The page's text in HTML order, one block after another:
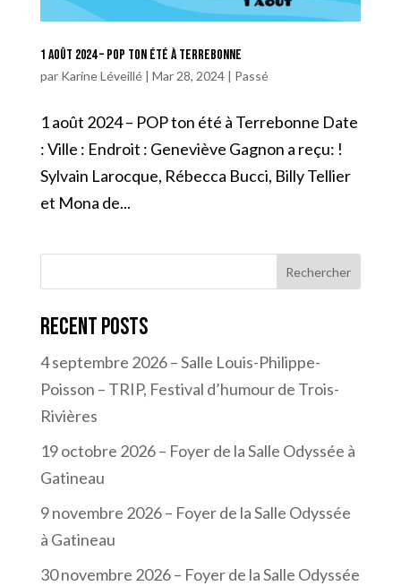
1 août 2024 – POP ton été à Terrebonne
par Karine Léveillé| Mar 28, 2024| Passé
1 août 2024 – POP ton été à Terrebonne Date
: Ville : Endroit : Geneviève Gagnon a reçu: !
Sylvain Larocque, Rébecca Bucci, Billy Tellier
et Mona de...
Rechercher
Recent Posts
4 septembre 2026 – Salle Louis-Philippe-
Poisson – TRIP, Festival d’humour de Trois-
Rivières
19 octobre 2026 – Foyer de la Salle Odyssée à
Gatineau
9 novembre 2026 – Foyer de la Salle Odyssée
à Gatineau
30 novembre 2026 – Foyer de la Salle Odyssée